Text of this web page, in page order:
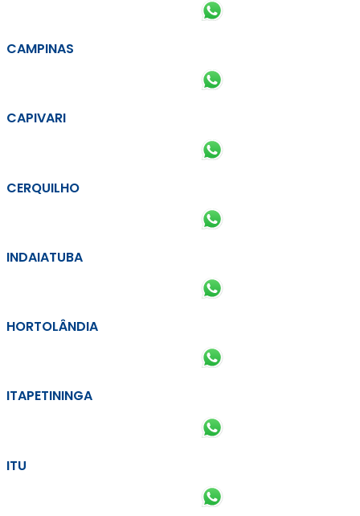
CAMPINAS
CAPIVARI
CERQUILHO
INDAIATUBA
HORTOLÂNDIA
ITAPETININGA
ITU